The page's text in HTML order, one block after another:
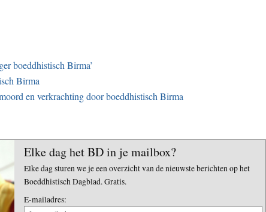
boeddhistisch Birma’
Birma
en verkrachting door boeddhistisch Birma
Elke dag het BD in je mailbox?
Elke dag sturen we je een overzicht van de nieuwste berichten op het
Boeddhistisch Dagblad. Gratis.
E-mailadres: